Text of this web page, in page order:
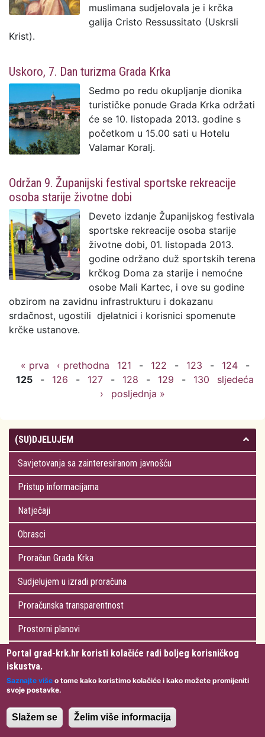
muslimana sudjelovala je i krčka
galija Cristo Ressussitato (Uskrsli
Krist).
Uskoro, 7. Dan turizma Grada Krka
Sedmo po redu okupljanje dionika
turističke ponude Grada Krka održati
će se 10. listopada 2013. godine s
početkom u 15.00 sati u Hotelu
Valamar Koralj.
Održan 9. Županijski festival sportske rekreacije
osoba starije životne dobi
Deveto izdanje Županijskog festivala
sportske rekreacije osoba starije
životne dobi, 01. listopada 2013.
godine održano duž sportskih terena
krčkog Doma za starije i nemoćne
osobe Mali Kartec, i ove su godine
obzirom na zavidnu infrastrukturu i dokazanu
srdačnost, ugostili djelatnici i korisnici spomenute
krčke ustanove.
« prva ‹ prethodna 121 - 122 - 123 - 124
-
125
- 126 - 127 - 128 - 129 - 130
sljedeća
›
posljednja »
(SU)DJELUJEM
Savjetovanja sa zainteresiranom javnošću
Pristup informacijama
Natječaji
Obrasci
Proračun Grada Krka
Sudjelujem u izradi proračuna
Proračunska transparentnost
Prostorni planovi
Prostorni plan uređenja Grada Krka
Javna nabava
Registar nekretnina Grada Krka
Portal grad-krk.hr koristi kolačiće radi boljeg korisničkog
iskustva.
Saznajte više o tome kako koristimo kolačiće i kako možete promijeniti
svoje postavke.
Slažem se Želim više informacija